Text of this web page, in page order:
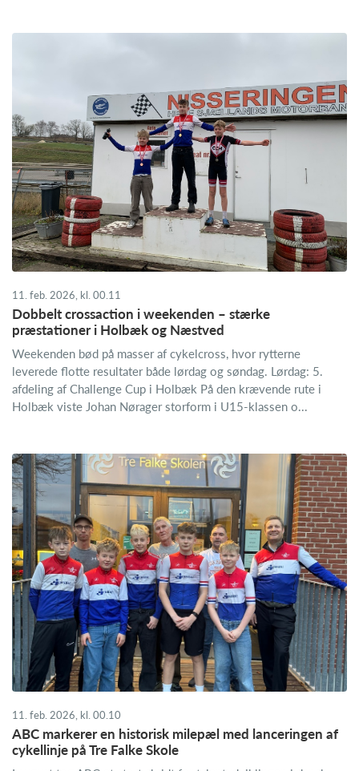
11. feb. 2026, kl. 00.11
Dobbelt crossaction i weekenden – stærke
præstationer i Holbæk og Næstved
Weekenden bød på masser af cykelcross, hvor rytterne
leverede flotte resultater både lørdag og søndag. Lørdag: 5.
afdeling af Challenge Cup i Holbæk På den krævende rute i
Holbæk viste Johan Nørager storform i U15-klassen o...
11. feb. 2026, kl. 00.10
ABC markerer en historisk milepæl med lanceringen af
cykellinje på Tre Falke Skole